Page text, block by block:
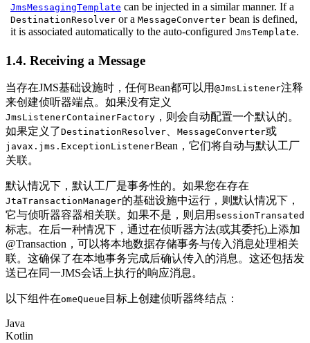
JmsMessagingTemplate can be injected in a similar manner. If a
DestinationResolver or a MessageConverter bean is defined,
it is associated automatically to the auto-configured JmsTemplate.
1.4. Receiving a Message
当存在JMS基础设施时，任何Bean都可以用 @JmsListener注释
来创建侦听器端点。如果没有定义
JmsListenerContainerFactory ，则会自动配置一个默认的。
如果定义了DestinationResolver、 MessageConverter或
javax.jms.ExceptionListenerBean，它们将自动与默认工厂
关联。
默认情况下，默认工厂是事务性的。如果您在存在
JtaTransactionManager的基础设施中运行，则默认情况下，
它与侦听器容器相关联。如果不是，则启用 sessionTransated
标志。在后一种情况下，通过在侦听器方法(或其委托)上添加
@Transaction，可以将本地数据存储事务与传入消息处理相关
联。这确保了在本地事务完成后确认传入的消息。这还包括发
送已在同一JMS会话上执行的响应消息。
以下组件在omeQueue 目标上创建侦听器终结点：
Java
Kotlin